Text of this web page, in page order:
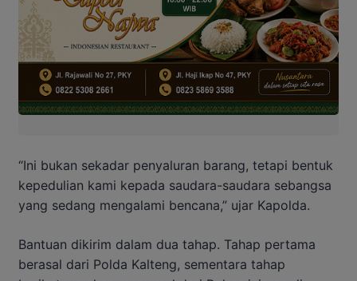
“Ini bukan sekadar penyaluran barang, tetapi bentuk
kepedulian kami kepada saudara-saudara sebangsa
yang sedang mengalami bencana,” ujar Kapolda.
Bantuan dikirim dalam dua tahap. Tahap pertama
berasal dari Polda Kalteng, sementara tahap